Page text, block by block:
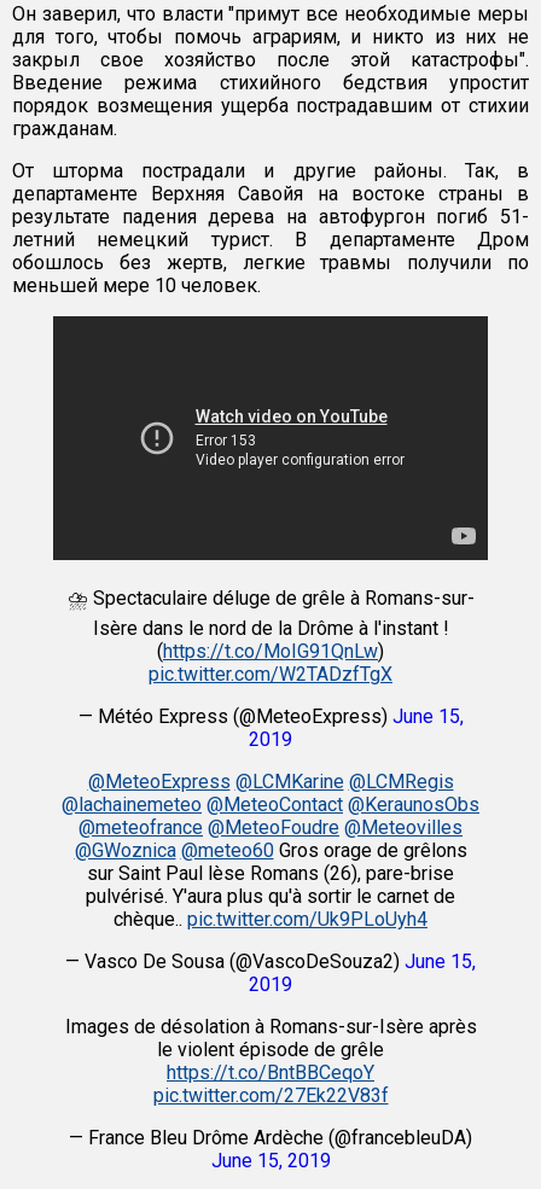
Он заверил, что власти "примут все необходимые меры
для того, чтобы помочь аграриям, и никто из них не
закрыл свое хозяйство после этой катастрофы".
Введение режима стихийного бедствия упростит
порядок возмещения ущерба пострадавшим от стихии
гражданам.
От шторма пострадали и другие районы. Так, в
департаменте Верхняя Савойя на востоке страны в
результате падения дерева на автофургон погиб 51-
летний немецкий турист. В департаменте Дром
обошлось без жертв, легкие травмы получили по
меньшей мере 10 человек.
⛈ Spectaculaire déluge de grêle à Romans-sur-
Isère dans le nord de la Drôme à l'instant !
(https://t.co/MoIG91QnLw)
pic.twitter.com/W2TADzfTgX
— Météo Express (@MeteoExpress) June 15,
2019
@MeteoExpress @LCMKarine @LCMRegis
@lachainemeteo @MeteoContact @KeraunosObs
@meteofrance @MeteoFoudre @Meteovilles
@GWoznica @meteo60Gros orage de grêlons
sur Saint Paul lèse Romans (26), pare-brise
pulvérisé. Y'aura plus qu'à sortir le carnet de
chèque.. pic.twitter.com/Uk9PLoUyh4
— Vasco De Sousa (@VascoDeSouza2) June 15,
2019
Images de désolation à Romans-sur-Isère après
le violent épisode de grêle
https://t.co/BntBBCeqoY
pic.twitter.com/27Ek22V83f
— France Bleu Drôme Ardèche (@francebleuDA)
June 15, 2019